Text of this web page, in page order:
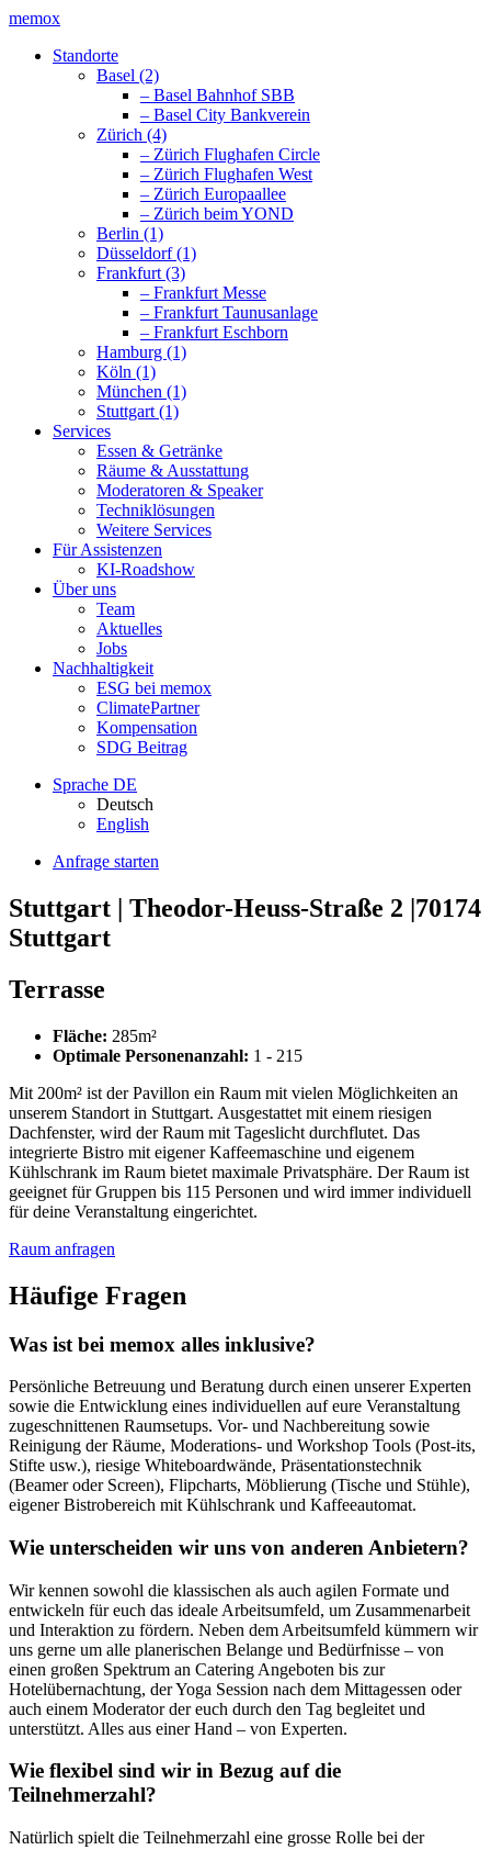
memox
Standorte
Basel (2)
– Basel Bahnhof SBB
– Basel City Bankverein
Zürich (4)
– Zürich Flughafen Circle
– Zürich Flughafen West
– Zürich Europaallee
– Zürich beim YOND
Berlin (1)
Düsseldorf (1)
Frankfurt (3)
– Frankfurt Messe
– Frankfurt Taunusanlage
– Frankfurt Eschborn
Hamburg (1)
Köln (1)
München (1)
Stuttgart (1)
Services
Essen & Getränke
Räume & Ausstattung
Moderatoren & Speaker
Techniklösungen
Weitere Services
Für Assistenzen
KI-Roadshow
Über uns
Team
Aktuelles
Jobs
Nachhaltigkeit
ESG bei memox
ClimatePartner
Kompensation
SDG Beitrag
Sprache DE
Deutsch
English
Anfrage starten
Stuttgart | Theodor-Heuss-Straße 2 |70174
Stuttgart
Terrasse
Fläche: 285m²
Optimale Personenanzahl: 1 - 215
Mit 200m² ist der Pavillon ein Raum mit vielen Möglichkeiten an
unserem Standort in Stuttgart. Ausgestattet mit einem riesigen
Dachfenster, wird der Raum mit Tageslicht durchflutet. Das
integrierte Bistro mit eigener Kaffeemaschine und eigenem
Kühlschrank im Raum bietet maximale Privatsphäre. Der Raum ist
geeignet für Gruppen bis 115 Personen und wird immer individuell
für deine Veranstaltung eingerichtet.
Raum anfragen
Häufige Fragen
Was ist bei memox alles inklusive?
Persönliche Betreuung und Beratung durch einen unserer Experten
sowie die Entwicklung eines individuellen auf eure Veranstaltung
zugeschnittenen Raumsetups. Vor- und Nachbereitung sowie
Reinigung der Räume, Moderations- und Workshop Tools (Post-its,
Stifte usw.), riesige Whiteboardwände, Präsentationstechnik
(Beamer oder Screen), Flipcharts, Möblierung (Tische und Stühle),
eigener Bistrobereich mit Kühlschrank und Kaffeeautomat.
Wie unterscheiden wir uns von anderen Anbietern?
Wir kennen sowohl die klassischen als auch agilen Formate und
entwickeln für euch das ideale Arbeitsumfeld, um Zusammenarbeit
und Interaktion zu fördern. Neben dem Arbeitsumfeld kümmern wir
uns gerne um alle planerischen Belange und Bedürfnisse – von
einen großen Spektrum an Catering Angeboten bis zur
Hotelübernachtung, der Yoga Session nach dem Mittagessen oder
auch einem Moderator der euch durch den Tag begleitet und
unterstützt. Alles aus einer Hand – von Experten.
Wie flexibel sind wir in Bezug auf die
Teilnehmerzahl?
Natürlich spielt die Teilnehmerzahl eine grosse Rolle bei der